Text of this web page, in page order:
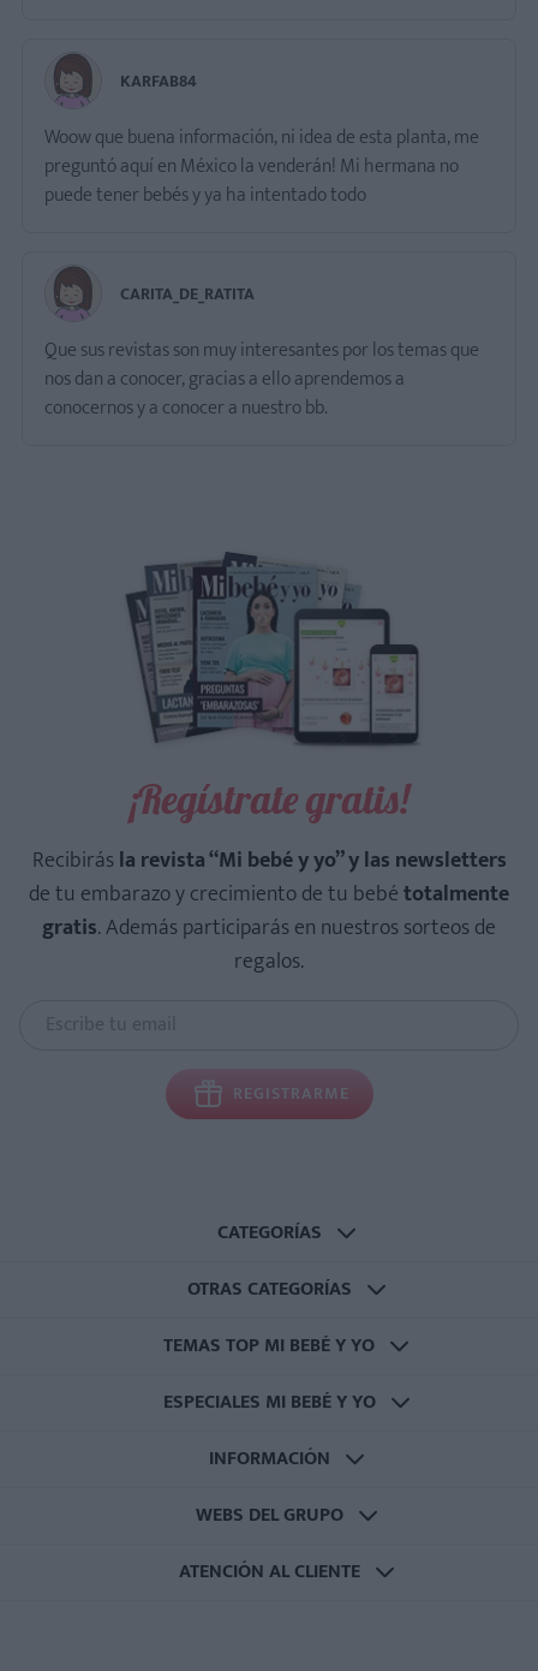
KARFAB84
Woow que buena información, ni idea de esta planta, me
preguntó aquí en México la venderán! Mi hermana no
puede tener bebés y ya ha intentado todo
CARITA_DE_RATITA
Que sus revistas son muy interesantes por los temas que
nos dan a conocer, gracias a ello aprendemos a
conocernos y a conocer a nuestro bb.
¡Regístrate gratis!
Recibirásla revista “Mi bebé y yo” y las newsletters
de tu embarazo y crecimiento de tu bebétotalmente
gratis. Además participarás en nuestros sorteos de
regalos.
REGISTRARME
CATEGORÍAS
OTRAS CATEGORÍAS
TEMAS TOP MI BEBÉ Y YO
ESPECIALES MI BEBÉ Y YO
INFORMACIÓN
WEBS DEL GRUPO
ATENCIÓN AL CLIENTE